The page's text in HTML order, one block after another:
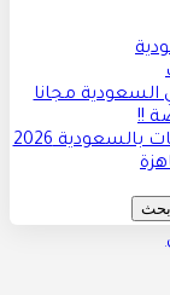
السعودية مجانا
2026